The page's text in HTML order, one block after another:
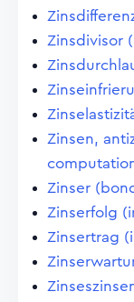
Zinsdivisor
Zinsen,
Zinser
Zinserfolg
Zinsertrag